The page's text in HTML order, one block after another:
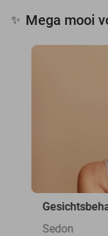
✨ Mega mooi
Sedon